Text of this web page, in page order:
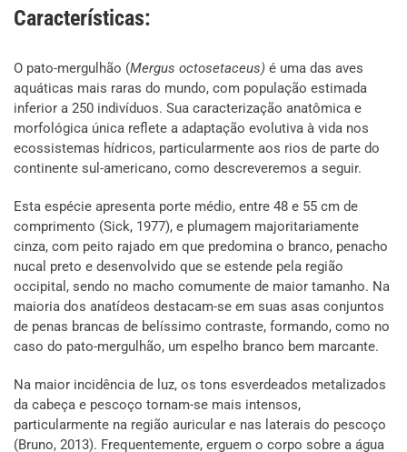
Características:
O pato-mergulhão (Mergus octosetaceus) é uma das aves
aquáticas mais raras do mundo, com população estimada
inferior a 250 indivíduos. Sua caracterização anatômica e
morfológica única reflete a adaptação evolutiva à vida nos
ecossistemas hídricos, particularmente aos rios de parte do
continente sul-americano, como descreveremos a seguir.
Esta espécie apresenta porte médio, entre 48 e 55 cm de
comprimento (Sick, 1977), e plumagem majoritariamente
cinza, com peito rajado em que predomina o branco, penacho
nucal preto e desenvolvido que se estende pela região
occipital, sendo no macho comumente de maior tamanho. Na
maioria dos anatídeos destacam-se em suas asas conjuntos
de penas brancas de belíssimo contraste, formando, como no
caso do pato-mergulhão, um espelho branco bem marcante.
Na maior incidência de luz, os tons esverdeados metalizados
da cabeça e pescoço tornam-se mais intensos,
particularmente na região auricular e nas laterais do pescoço
(Bruno, 2013). Frequentemente, erguem o corpo sobre a água